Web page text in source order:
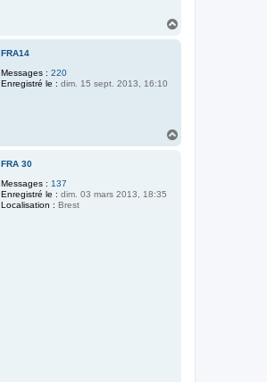
FRA14
Messages : 220
Enregistré le : dim. 15 sept. 2013, 16:10
FRA 30
Messages : 137
Enregistré le : dim. 03 mars 2013, 18:35
Localisation : Brest